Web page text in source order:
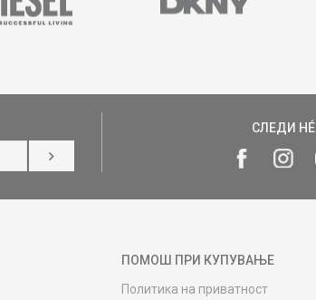
НАЈАВИ СЕ
СЛЕДИ НÉ
ПОМОШ ПРИ КУПУВАЊЕ
Политика на приватност